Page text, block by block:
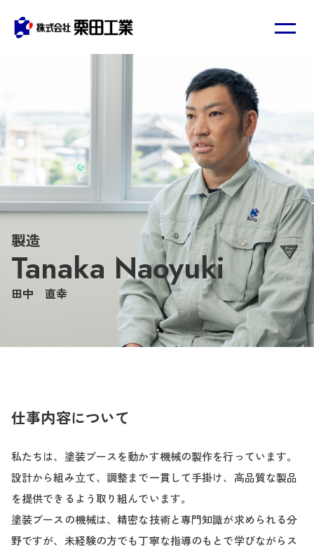
製造
Tanaka Naoyuki
田中 直幸
仕事内容について
私たちは、塗装ブースを動かす機械の製作を行っています。
設計から組み立て、調整まで一貫して手掛け、高品質な製品
を提供できるよう取り組んでいます。
塗装ブースの機械は、精密な技術と専門知識が求められる分
野ですが、未経験の方でも丁寧な指導のもとで学びながらス